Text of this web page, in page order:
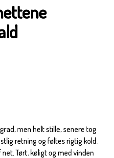
men helt stille, senere tog
retning og føltes rigtig kold.
Tørt, køligt og med vinden